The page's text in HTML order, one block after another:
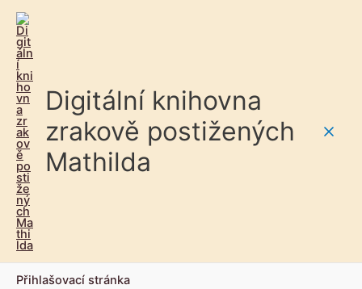
Digitální knihovna
zrakově postižených
Mathilda
Přihlašovací stránka